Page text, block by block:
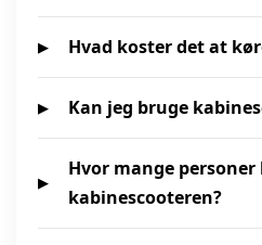
Hvad koster det at
Kan jeg bruge
Hvor mange
kabinescooteren?